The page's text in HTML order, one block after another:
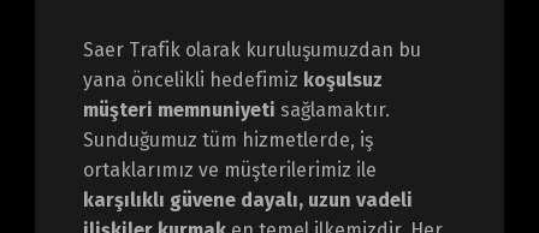
Saer Trafik olarak kuruluşumuzdan bu
yana öncelikli hedefimiz koşulsuz
müşteri memnuniyeti sağlamaktır.
Sunduğumuz tüm hizmetlerde, iş
ortaklarımız ve müşterilerimiz ile
karşılıklı güvene dayalı, uzun vadeli